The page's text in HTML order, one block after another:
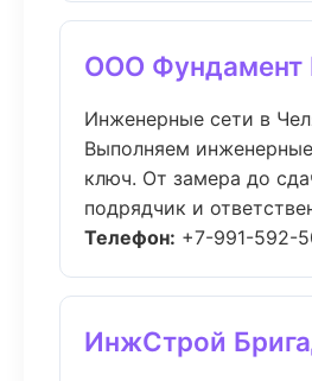
ООО Фундамент
Инженерные сети в
Выполняем
ключ. От замера до
подрядчик и
Телефон: +7-991-592-
ИнжСтрой